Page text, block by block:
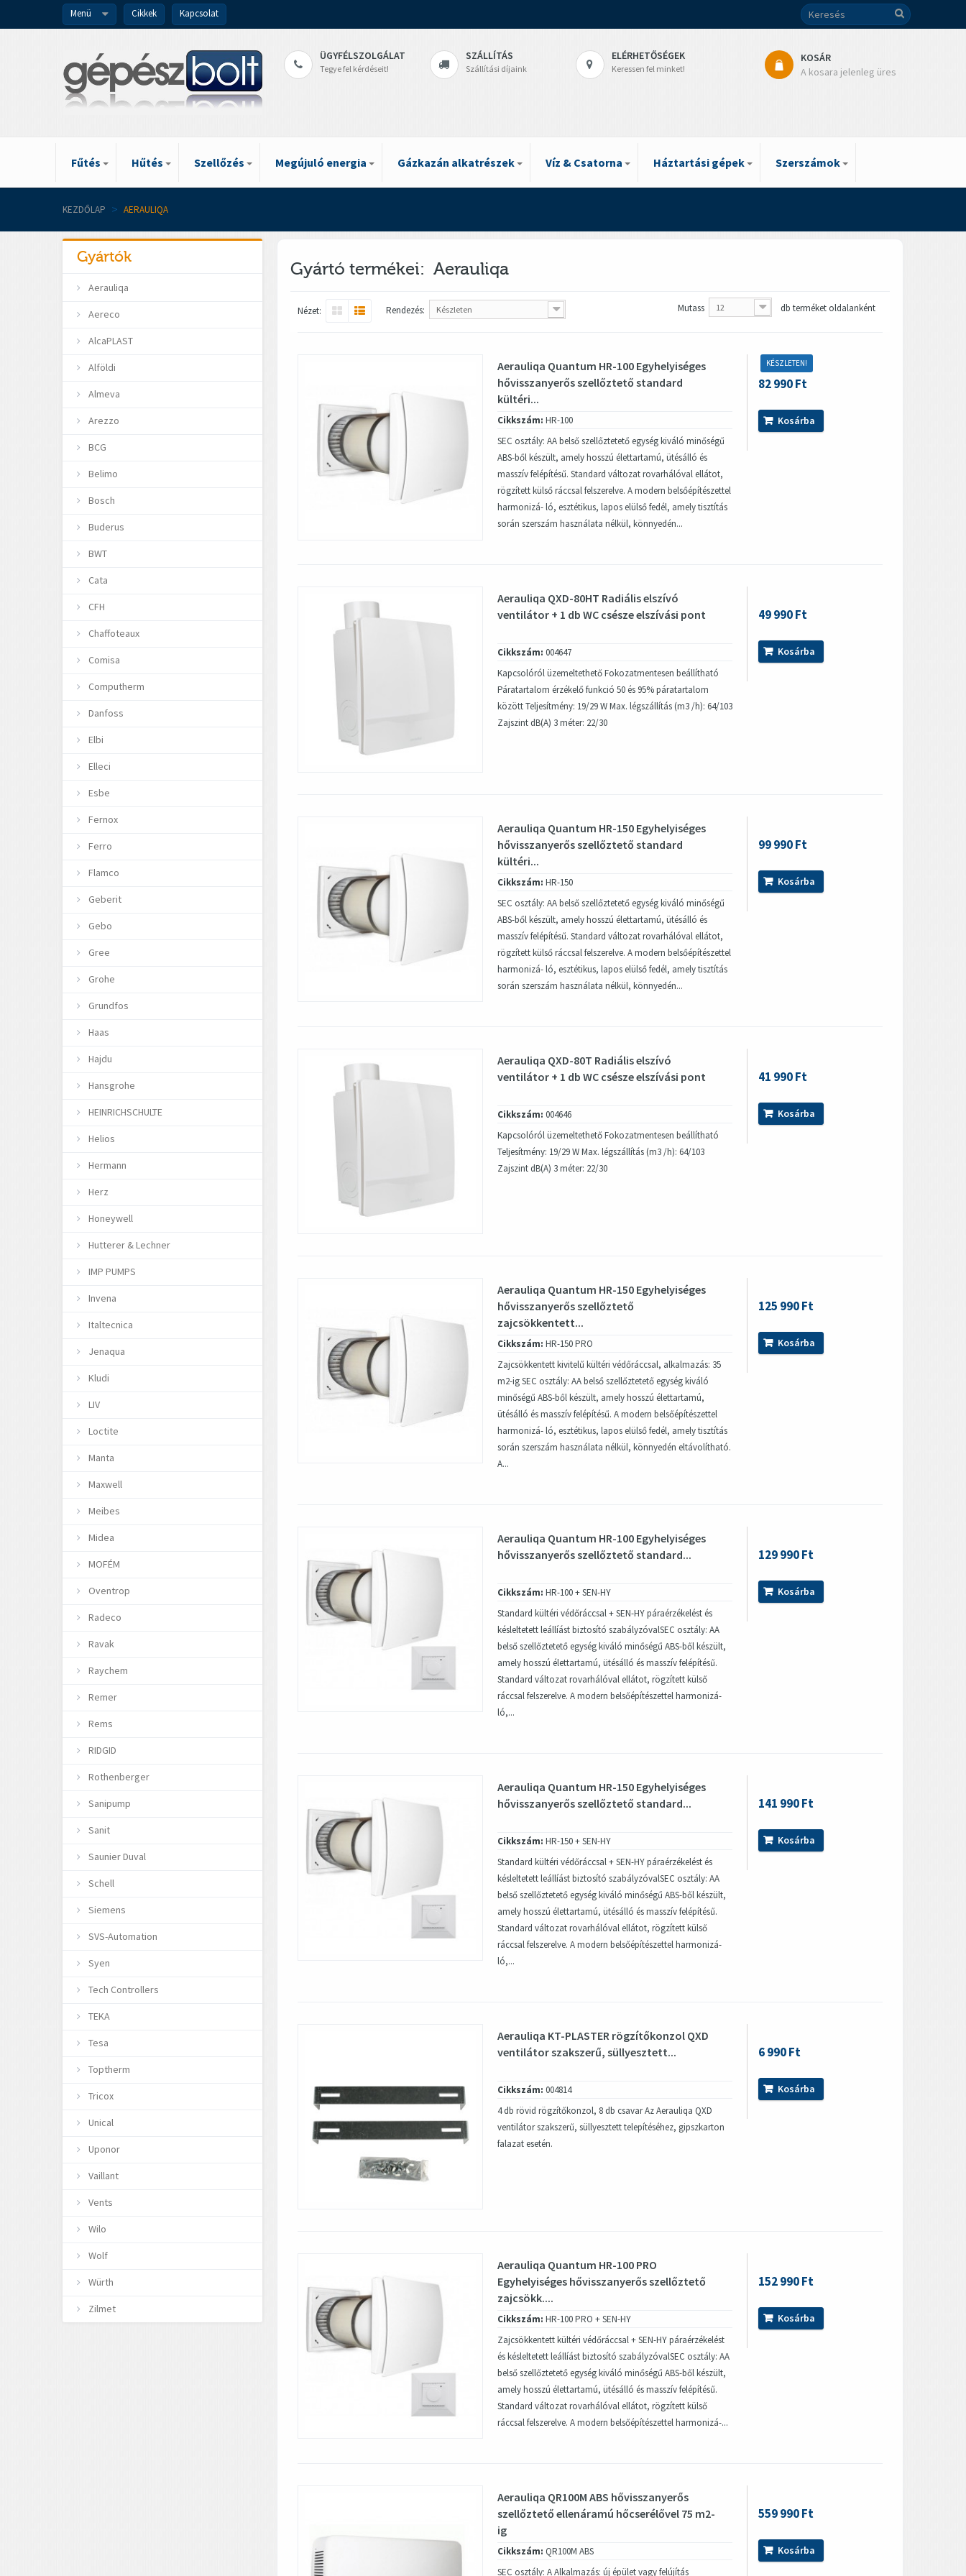
Menü Cikkek Kapcsolat
ÜGYFÉLSZOLGÁLAT
Tegye fel kérdéseit!
SZÁLLÍTÁS
Szállítási díjaink
ELÉRHETŐSÉGEK
Keressen fel minket!
KOSÁR
A kosara jelenleg üres
Fűtés Hűtés Szellőzés Megújuló energia Gázkazán alkatrészek Víz & Csatorna Háztartási gépek Szerszámok
KEZDŐLAP > AERAULIQA
Gyártók
Aerauliqa
Aereco
AlcaPLAST
Alföldi
Almeva
Arezzo
BCG
Belimo
Bosch
Buderus
BWT
Cata
CFH
Chaffoteaux
Comisa
Computherm
Danfoss
Elbi
Elleci
Esbe
Fernox
Ferro
Flamco
Geberit
Gebo
Gree
Grohe
Grundfos
Haas
Hajdu
Hansgrohe
HEINRICHSCHULTE
Helios
Hermann
Herz
Honeywell
Hutterer & Lechner
IMP PUMPS
Invena
Italtecnica
Jenaqua
Kludi
LIV
Loctite
Manta
Maxwell
Meibes
Midea
MOFÉM
Oventrop
Radeco
Ravak
Raychem
Remer
Rems
RIDGID
Rothenberger
Sanipump
Sanit
Saunier Duval
Schell
Siemens
SVS-Automation
Syen
Tech Controllers
TEKA
Tesa
Toptherm
Tricox
Unical
Uponor
Vaillant
Vents
Wilo
Wolf
Würth
Zilmet
Gyártó termékei: Aerauliqa
Nézet: Rendezés: Készleten Mutass 12 db terméket oldalanként
Aerauliqa Quantum HR-100 Egyhelyiséges
hővisszanyerős szellőztető standard
kültéri...
Cikkszám: HR-100
SEC osztály: AA belső szellőztetető egység kiváló minőségű
ABS-ből készült, amely hosszú élettartamú, ütésálló és
masszív felépítésű. Standard változat rovarhálóval ellátot,
rögzített külső ráccsal felszerelve. A modern belsőépítészettel
harmonizá- ló, esztétikus, lapos elülső fedél, amely tisztítás
során szerszám használata nélkül, könnyedén...
KÉSZLETEN!
82 990 Ft
Kosárba
Aerauliqa QXD-80HT Radiális elszívó
ventilátor + 1 db WC csésze elszívási pont
Cikkszám: 004647
Kapcsolóról üzemeltethető Fokozatmentesen beállítható
Páratartalom érzékelő funkció 50 és 95% páratartalom
között Teljesítmény: 19/29 W Max. légszállítás (m3 /h): 64/103
Zajszint dB(A) 3 méter: 22/30
49 990 Ft
Kosárba
Aerauliqa Quantum HR-150 Egyhelyiséges
hővisszanyerős szellőztető standard
kültéri...
Cikkszám: HR-150
SEC osztály: AA belső szellőztetető egység kiváló minőségű
ABS-ből készült, amely hosszú élettartamú, ütésálló és
masszív felépítésű. Standard változat rovarhálóval ellátot,
rögzített külső ráccsal felszerelve. A modern belsőépítészettel
harmonizá- ló, esztétikus, lapos elülső fedél, amely tisztítás
során szerszám használata nélkül, könnyedén...
99 990 Ft
Kosárba
Aerauliqa QXD-80T Radiális elszívó
ventilátor + 1 db WC csésze elszívási pont
Cikkszám: 004646
Kapcsolóról üzemeltethető Fokozatmentesen beállítható
Teljesítmény: 19/29 W Max. légszállítás (m3 /h): 64/103
Zajszint dB(A) 3 méter: 22/30
41 990 Ft
Kosárba
Aerauliqa Quantum HR-150 Egyhelyiséges
hővisszanyerős szellőztető
zajcsökkentett...
Cikkszám: HR-150 PRO
Zajcsökkentett kivitelű kültéri védőráccsal, alkalmazás: 35
m2-ig SEC osztály: AA belső szellőztetető egység kiváló
minőségű ABS-ből készült, amely hosszú élettartamú,
ütésálló és masszív felépítésű. A modern belsőépítészettel
harmonizá- ló, esztétikus, lapos elülső fedél, amely tisztítás
során szerszám használata nélkül, könnyedén eltávolítható.
A...
125 990 Ft
Kosárba
Aerauliqa Quantum HR-100 Egyhelyiséges
hővisszanyerős szellőztető standard...
Cikkszám: HR-100 + SEN-HY
Standard kültéri védőráccsal + SEN-HY páraérzékelést és
késleltetett leállíást biztosító szabályzóvalSEC osztály: AA
belső szellőztetető egység kiváló minőségű ABS-ből készült,
amely hosszú élettartamú, ütésálló és masszív felépítésű.
Standard változat rovarhálóval ellátot, rögzített külső
ráccsal felszerelve. A modern belsőépítészettel harmonizá-
ló,...
129 990 Ft
Kosárba
Aerauliqa Quantum HR-150 Egyhelyiséges
hővisszanyerős szellőztető standard...
Cikkszám: HR-150 + SEN-HY
Standard kültéri védőráccsal + SEN-HY páraérzékelést és
késleltetett leállíást biztosító szabályzóvalSEC osztály: AA
belső szellőztetető egység kiváló minőségű ABS-ből készült,
amely hosszú élettartamú, ütésálló és masszív felépítésű.
Standard változat rovarhálóval ellátot, rögzített külső
ráccsal felszerelve. A modern belsőépítészettel harmonizá-
ló,...
141 990 Ft
Kosárba
Aerauliqa KT-PLASTER rögzítőkonzol QXD
ventilátor szakszerű, süllyesztett...
Cikkszám: 004814
4 db rövid rögzítőkonzol, 8 db csavar Az Aerauliqa QXD
ventilátor szakszerű, süllyesztett telepítéséhez, gipszkarton
falazat esetén.
6 990 Ft
Kosárba
Aerauliqa Quantum HR-100 PRO
Egyhelyiséges hővisszanyerős szellőztető
zajcsökk....
Cikkszám: HR-100 PRO + SEN-HY
Zajcsökkentett kültéri védőráccsal + SEN-HY páraérzékelést
és késleltetett leállíást biztosító szabályzóvalSEC osztály: AA
belső szellőztetető egység kiváló minőségű ABS-ből készült,
amely hosszú élettartamú, ütésálló és masszív felépítésű.
Standard változat rovarhálóval ellátot, rögzített külső
ráccsal felszerelve. A modern belsőépítészettel harmonizá-...
152 990 Ft
Kosárba
Aerauliqa QR100M ABS hővisszanyerős
szellőztető ellenáramú hőcserélővel 75 m2-
ig
Cikkszám: QR100M ABS
SEC osztály: A Alkalmazás: új épület vagy felújítás
559 990 Ft
Kosárba